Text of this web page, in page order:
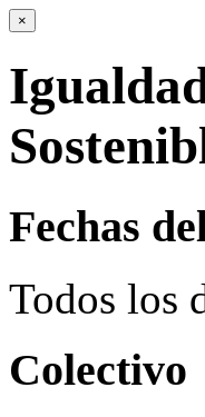
×
Fechas
Todos los
Colectivo